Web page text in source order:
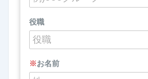
役職
※お名前